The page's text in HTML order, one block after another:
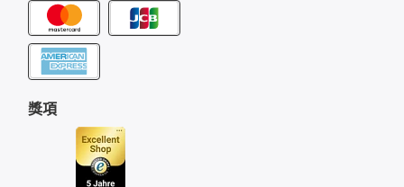
獎項